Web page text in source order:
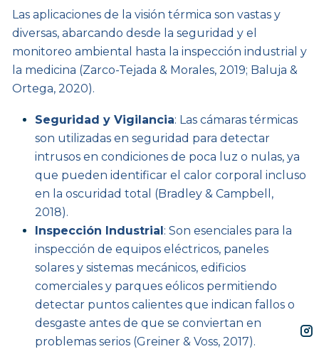
Las aplicaciones de la visión térmica son vastas y
diversas, abarcando desde la seguridad y el
monitoreo ambiental hasta la inspección industrial y
la medicina (Zarco-Tejada & Morales, 2019; Baluja &
Ortega, 2020).
Seguridad y Vigilancia: Las cámaras térmicas
son utilizadas en seguridad para detectar
intrusos en condiciones de poca luz o nulas, ya
que pueden identificar el calor corporal incluso
en la oscuridad total (Bradley & Campbell,
2018).
Inspección Industrial: Son esenciales para la
inspección de equipos eléctricos, paneles
solares y sistemas mecánicos, edificios
comerciales y parques eólicos permitiendo
detectar puntos calientes que indican fallos o
desgaste antes de que se conviertan en
problemas serios (Greiner & Voss, 2017).